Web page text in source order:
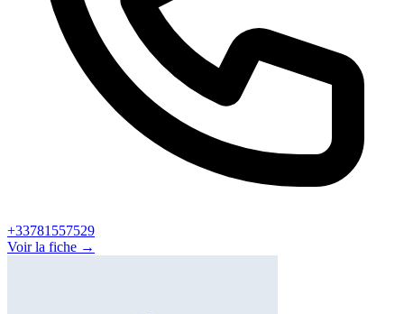
+33781557529
Voir la fiche →